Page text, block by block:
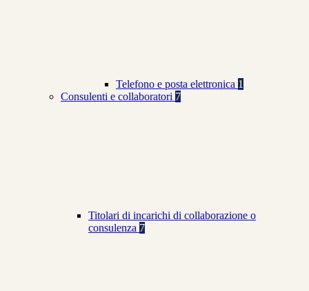
Telefono e posta elettronica 1
Consulenti e collaboratori 7
Titolari di incarichi di collaborazione o
consulenza 7